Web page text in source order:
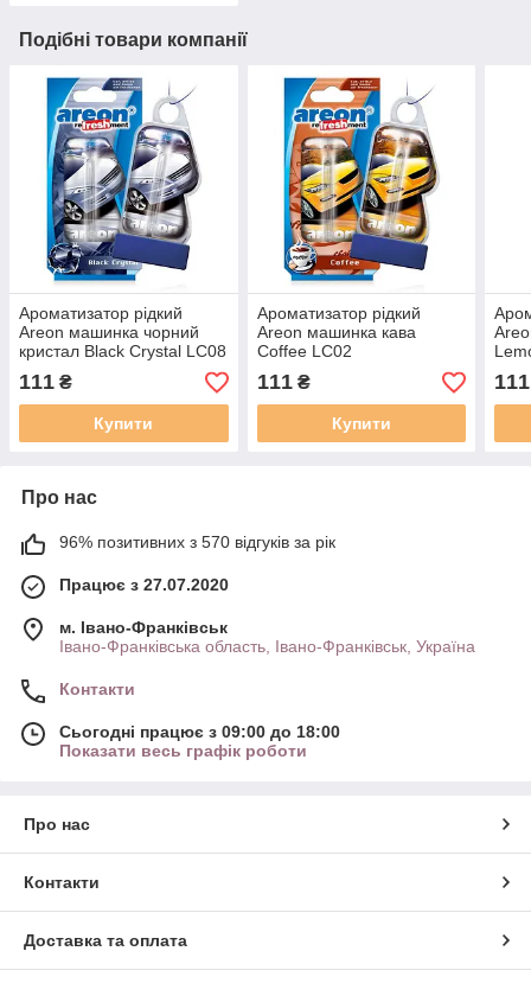
Подібні товари компанії
Ароматизатор рідкий
Areon машинка чорний
кристал Black Crystal LC08
111 ₴
Купити
Ароматизатор рідкий
Areon машинка кава
Coffee LC02
111₴
Купити
111
Про нас
96% позитивних з 570 відгуків за рік
Працює з 27.07.2020
м. Івано-Франківськ
Івано-Франківська область, Івано-Франківськ, Україна
Контакти
Сьогодні працює з 09:00 до 18:00
Показати весь графік роботи
Про нас
Контакти
Доставка та оплата